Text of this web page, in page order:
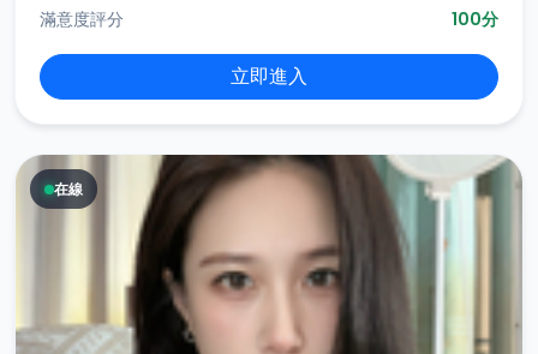
滿意度評分
100分
立即進入
在線